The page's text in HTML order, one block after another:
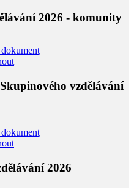
2026 - komunity
vzdělávání
2026